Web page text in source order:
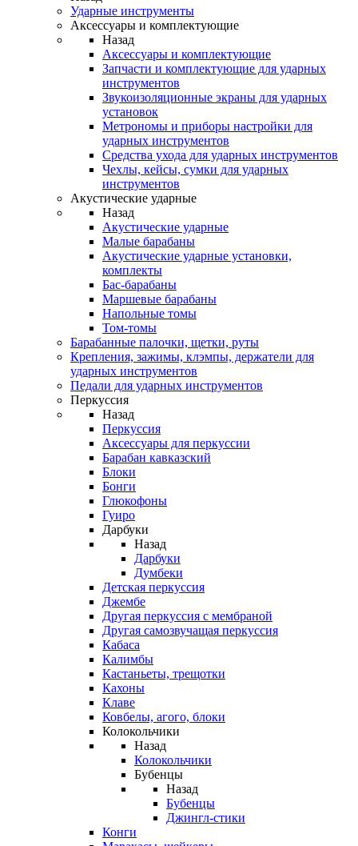
Ударные инструменты
Аксессуары и комплектующие
Назад
Аксессуары и комплектующие
Запчасти и комплектующие для ударных
инструментов
Звукоизоляционные экраны для ударных
установок
Метрономы и приборы настройки для
ударных инструментов
Средства ухода для ударных инструментов
Чехлы, кейсы, сумки для ударных
инструментов
Акустические ударные
Назад
Акустические ударные
Mалые барабаны
Акустические ударные установки,
комплекты
Бас-барабаны
Маршевые барабаны
Напольные томы
Том-томы
Барабанные палочки, щетки, руты
Крепления, зажимы, клэмпы, держатели для
ударных инструментов
Педали для ударных инструментов
Перкуссия
Назад
Перкуссия
Аксессуары для перкуссии
Барабан кавказский
Блоки
Бонги
Глюкофоны
Гуиро
Дарбуки
Назад
Дарбуки
Думбеки
Детская перкуссия
Джембе
Другая перкуссия с мембраной
Другая самозвучащая перкуссия
Кабаса
Калимбы
Кастаньеты, трещотки
Кахоны
Клаве
Ковбелы, агого, блоки
Колокольчики
Назад
Колокольчики
Бубенцы
Назад
Бубенцы
Джингл-стики
Конги